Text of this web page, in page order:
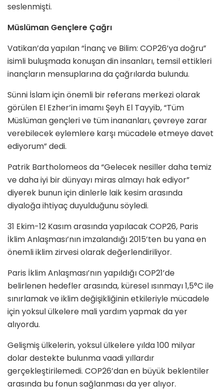
seslenmişti.
Müslüman Gençlere Çağrı
Vatikan’da yapılan “İnanç ve Bilim: COP26’ya doğru”
isimli buluşmada konuşan din insanları, temsil ettikleri
inançların mensuplarına da çağrılarda bulundu.
Sünni İslam için önemli bir referans merkezi olarak
görülen El Ezher’in imamı Şeyh El Tayyib, “Tüm
Müslüman gençleri ve tüm inananları, çevreye zarar
verebilecek eylemlere karşı mücadele etmeye davet
ediyorum” dedi.
Patrik Bartholomeos da “Gelecek nesiller daha temiz
ve daha iyi bir dünyayı miras almayı hak ediyor”
diyerek bunun için dinlerle laik kesim arasında
diyaloğa ihtiyaç duyulduğunu söyledi.
31 Ekim-12 Kasım arasında yapılacak COP26, Paris
İklim Anlaşması’nın imzalandığı 2015’ten bu yana en
önemli iklim zirvesi olarak değerlendiriliyor.
Paris İklim Anlaşması’nın yapıldığı COP21’de
belirlenen hedefler arasında, küresel ısınmayı 1,5°C ile
sınırlamak ve iklim değişikliğinin etkileriyle mücadele
için yoksul ülkelere mali yardım yapmak da yer
alıyordu.
Gelişmiş ülkelerin, yoksul ülkelere yılda 100 milyar
dolar destekte bulunma vaadi yıllardır
gerçekleştirilemedi. COP26’dan en büyük beklentiler
arasında bu fonun sağlanması da yer alıyor.